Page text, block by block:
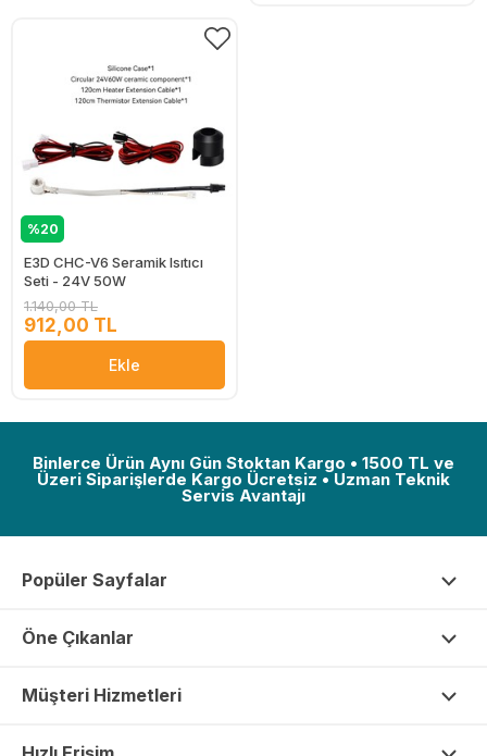
%20
E3D CHC-V6 Seramik Isıtıcı
Seti - 24V 50W
1.140,00 TL
912,00 TL
Ekle
Binlerce Ürün Aynı Gün Stoktan Kargo • 1500 TL ve
Üzeri Siparişlerde Kargo Ücretsiz • Uzman Teknik
Servis Avantajı
Popüler Sayfalar
Öne Çıkanlar
Müşteri Hizmetleri